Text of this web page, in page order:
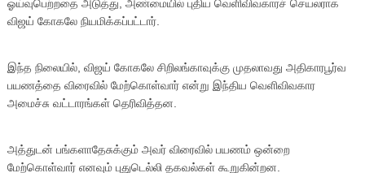
ஓய்வுபெற்றதை அடுத்து, அண்மையில் புதிய வெளிவிவகாரச் செயலராக
விஜய் கோகலே நியமிக்கப்பட்டார்.
இந்த நிலையில், விஜய் கோகலே சிறிலங்காவுக்கு முதலாவது அதிகாரபூர்வ
பயணத்தை விரைவில் மேற்கொள்வார் என்று இந்திய வெளிவிவகார
அமைச்சு வட்டாரங்கள் தெரிவித்தன.
அத்துடன் பங்களாதேசுக்கும் அவர் விரைவில் பயணம் ஒன்றை
மேற்கொள்வார் எனவும் புதுடெல்லி தகவல்கள் கூறுகின்றன.